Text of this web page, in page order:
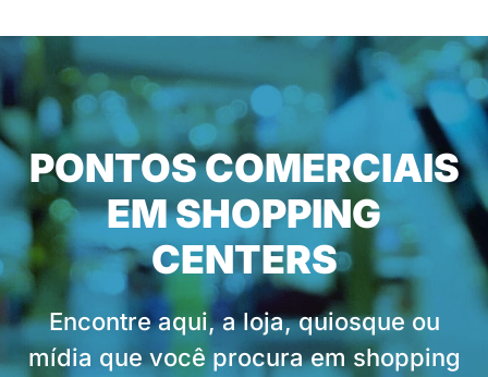
PONTOS COMERCIAIS
EM SHOPPING
CENTERS
Encontre aqui, a loja, quiosque ou
mídia que você procura em shopping